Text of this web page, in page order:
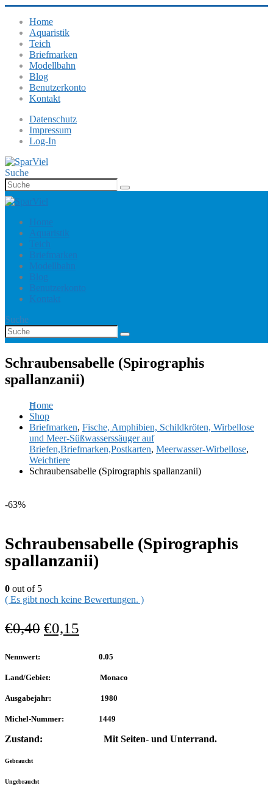
Home
Aquaristik
Teich
Briefmarken
Modellbahn
Blog
Benutzerkonto
Kontakt
Datenschutz
Impressum
Log-In
Suche
Home
Aquaristik
Teich
Briefmarken
Modellbahn
Blog
Benutzerkonto
Kontakt
Suche
Schraubensabelle (Spirographis
spallanzanii)
Home
Shop
Briefmarken, Fische, Amphibien, Schildkröten, Wirbellose
und Meer-Süßwasserssäuger auf
Briefen,Briefmarken,Postkarten, Meerwasser-Wirbellose,
Weichtiere
Schraubensabelle (Spirographis spallanzanii)
-63%
Schraubensabelle (Spirographis
spallanzanii)
0 out of 5
( Es gibt noch keine Bewertungen. )
€0,40 €0,15
Nennwert: 0.05
Land/Gebiet: Monaco
Ausgabejahr: 1980
Michel-Nummer: 1449
Zustand: Mit Seiten- und Unterrand.
Gebraucht
Ungebraucht